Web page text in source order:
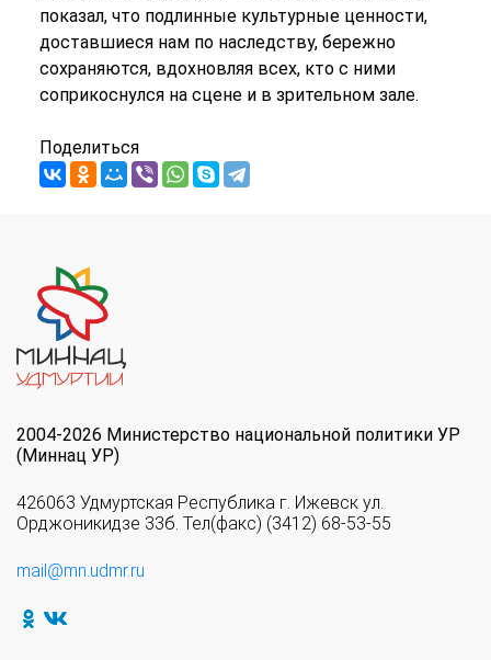
показал, что подлинные культурные ценности,
доставшиеся нам по наследству, бережно
сохраняются, вдохновляя всех, кто с ними
соприкоснулся на сцене и в зрительном зале.
Поделиться
2004-2026 Министерство национальной политики УР
(Миннац УР)
426063 Удмуртская Республика г. Ижевск ул.
Орджоникидзе 33б. Тел(факс) (3412) 68-53-55
mail@mn.udmr.ru